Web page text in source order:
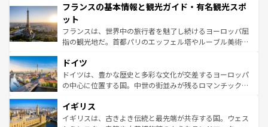
ませてくれるイタリアで、忘れられない旅をしてみよう！
なお、新着のイタリア情報は
しい。
文化が根付くこの国では、情熱的なフラメンコ、熱気あふ
れる闘牛、そして美味しいタパスが生活の一部となってい
る。首都マドリードの洗練された雰囲気や、バルセロナの
アートに溢れた街角から、地方では古代ローマ遺跡や中世
せる。地方によって風土や気候が異なるスペインはその個
性で訪れる人を魅了する。 なお、新着のスペイン情報は コ
ンテンツ一覧を参照してほしい。
フランスの基本情報と観光ガイド・有名観光スポ
ット
フランスは、世界中の旅行者を魅了し続けるヨーロッパ屈
指の観光地だ。首都パリのエッフェル塔やルーブル美術館
で、幅広い魅力が詰まっている。華麗な宮殿、歴史的な大
聖堂、美しいビーチ、そして豊かな自然が、訪れる者を心
から魅了する。また、フランスは美食の国としても知ら
いる。シャンパンの発祥地であるランス、プロヴァンスの
香り高いラベンダー畑など、多彩な楽しみ方が可能だ。さ
ドイツ
ドイツは、豊かな歴史と多彩な文化が交差するヨーロッパ
の中心に位置する国。中世の街並みが残るロマンチック街
顔を持つこの国は、どこを歩いても飽きることがない。ベ
ルリンの文化的活気、バイエルン州のアルプスの絶景、そ
イギリス
イギリスは、古きよき伝統と最先端が共存する国。ウェス